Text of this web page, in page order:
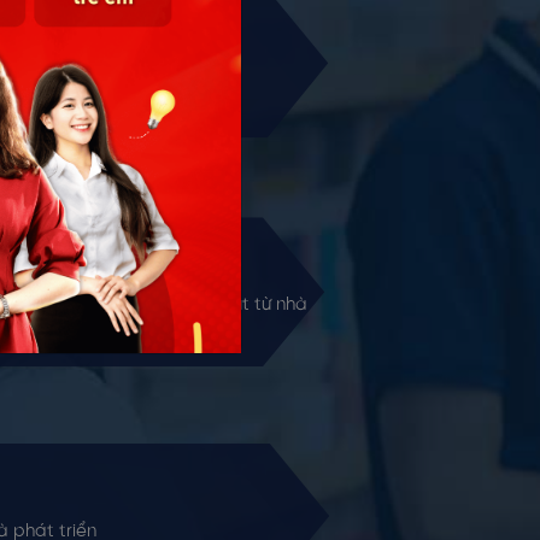
tiếng Anh
qua giáo trình Speakout từ nhà
vực giảng dạy tiếng Anh.
phát triển